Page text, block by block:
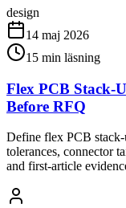
design
14 maj 2026
15 min läsning
Flex PCB Stack-
Before RFQ
Define flex PCB
tolerances, connector
and first-article